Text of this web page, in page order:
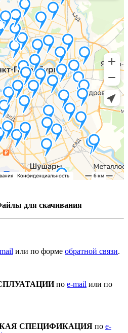
для скачивания
или по форме обратной связи.
по e-mail или по
СПЕЦИФИКАЦИЯ по e-